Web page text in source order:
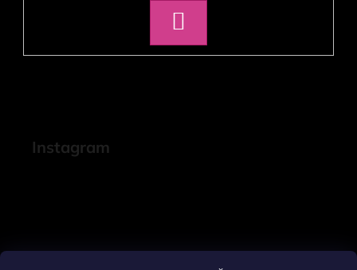
SA
Instagram